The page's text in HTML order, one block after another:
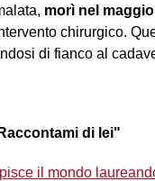
morì nel
chirurgico.
di fianco al
di lei"
il mondo